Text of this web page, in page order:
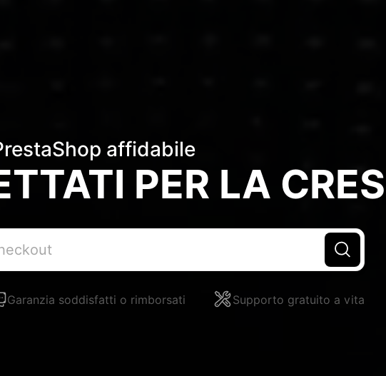
affidabile
PER LA
Garanzia soddisfatti o rimborsati Supporto gratuito a vita